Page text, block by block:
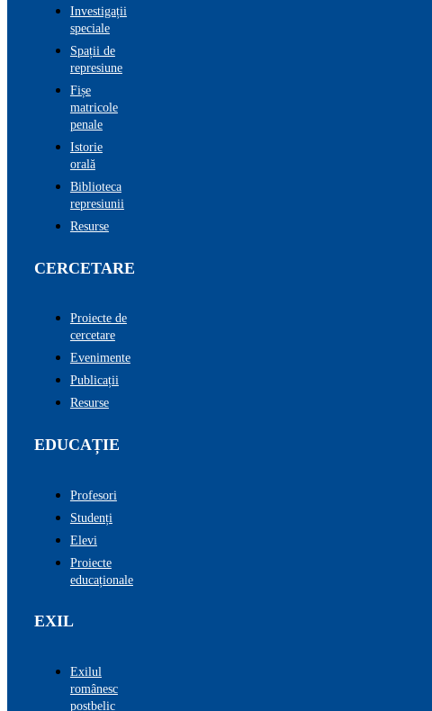
Investigații
speciale
Spații de
represiune
Fișe
matricole
penale
Istorie
orală
Biblioteca
represiunii
Resurse
CERCETARE
Proiecte de
cercetare
Evenimente
Publicații
Resurse
EDUCAȚIE
Profesori
Studenți
Elevi
Proiecte
educaționale
EXIL
Exilul
românesc
postbelic